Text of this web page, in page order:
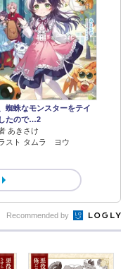
蜘蛛なモンスターをテイ
たので…2
あきさけ
スト タムラ ヨウ
Recommended by